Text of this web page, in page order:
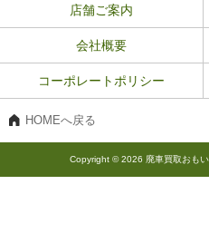
店舗ご案内
会社概要
コーポレートポリシー
HOMEへ戻る
Copyright © 2026 廃車買取おも